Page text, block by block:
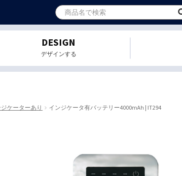
DESIGN
デザインする
ケーターあり インジケータ有バッテリー4000mAh | IT294